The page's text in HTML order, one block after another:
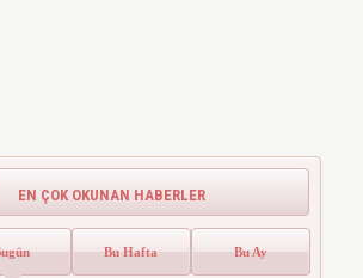
EN ÇOK OKUNAN HABERLER
Bu Hafta Bu Ay